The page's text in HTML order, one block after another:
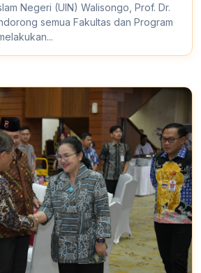
Negeri (UIN) Walisongo, Prof. Dr.
semua Fakultas dan Program